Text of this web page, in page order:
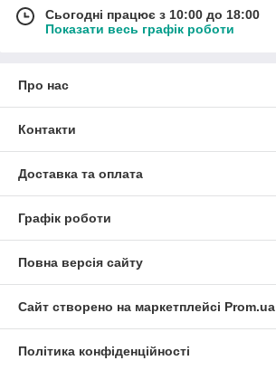
Сьогодні працює з 10:00 до 18:00
Показати весь графік роботи
Про нас
Контакти
Доставка та оплата
Графік роботи
Повна версія сайту
Сайт створено на маркетплейсі Prom.ua
Політика конфіденційності